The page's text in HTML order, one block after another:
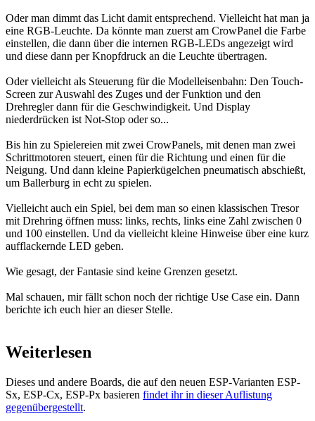
Oder man dimmt das Licht damit entsprechend. Vielleicht hat man ja
eine RGB-Leuchte. Da könnte man zuerst am CrowPanel die Farbe
einstellen, die dann über die internen RGB-LEDs angezeigt wird
und diese dann per Knopfdruck an die Leuchte übertragen.
Oder vielleicht als Steuerung für die Modelleisenbahn: Den Touch-
Screen zur Auswahl des Zuges und der Funktion und den
Drehregler dann für die Geschwindigkeit. Und Display
niederdrücken ist Not-Stop oder so...
Bis hin zu Spielereien mit zwei CrowPanels, mit denen man zwei
Schrittmotoren steuert, einen für die Richtung und einen für die
Neigung. Und dann kleine Papierkügelchen pneumatisch abschießt,
um Ballerburg in echt zu spielen.
Vielleicht auch ein Spiel, bei dem man so einen klassischen Tresor
mit Drehring öffnen muss: links, rechts, links eine Zahl zwischen 0
und 100 einstellen. Und da vielleicht kleine Hinweise über eine kurz
aufflackernde LED geben.
Wie gesagt, der Fantasie sind keine Grenzen gesetzt.
Mal schauen, mir fällt schon noch der richtige Use Case ein. Dann
berichte ich euch hier an dieser Stelle.
Weiterlesen
Dieses und andere Boards, die auf den neuen ESP-Varianten ESP-
Sx, ESP-Cx, ESP-Px basieren findet ihr in dieser Auflistung
gegenübergestellt.